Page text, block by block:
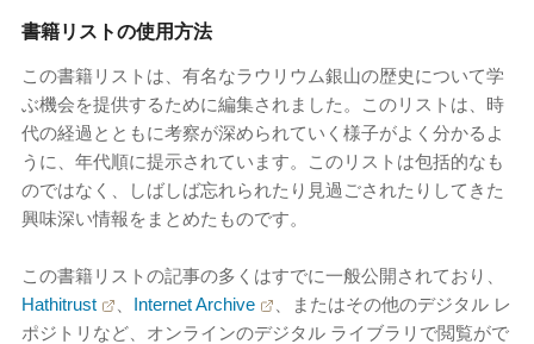
書籍リストの使用方法
この書籍リストは、有名なラウリウム銀山の歴史について学
ぶ機会を提供するために編集されました。このリストは、時
代の経過とともに考察が深められていく様子がよく分かるよ
うに、年代順に提示されています。このリストは包括的なも
のではなく、しばしば忘れられたり見過ごされたりしてきた
興味深い情報をまとめたものです。
この書籍リストの記事の多くはすでに一般公開されており、
Hathitrust
Internet Archive
、またはその他のデジタル レ
ポジトリなど、オンラインのデジタル ライブラリで閲覧がで